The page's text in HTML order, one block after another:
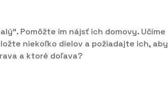
Pomôžte im nájsť ich domovy. Učíme
niekoľko dielov a požiadajte ich, aby
a ktoré doľava?